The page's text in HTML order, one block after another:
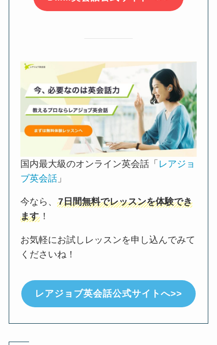
国内最大級のオンライン英会話「 レアジョ
ブ英会話 」
今なら、7日間無料でレッスンを体験でき
ます ！
お気軽にお試しレッスンを申し込んでみて
くださいね！
レアジョブ英会話公式サイトへ>>